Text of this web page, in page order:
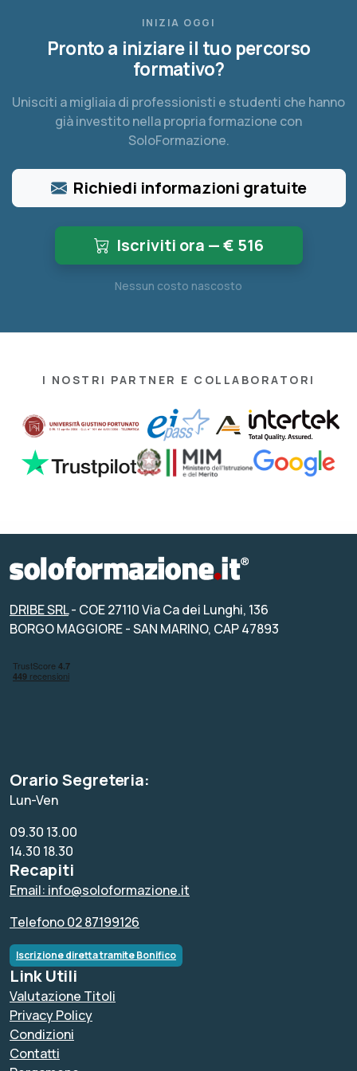
INIZIA OGGI
Pronto a iniziare il tuo percorso
formativo?
Unisciti a migliaia di professionisti e studenti che hanno
già investito nella propria formazione con
SoloFormazione.
Richiedi informazioni gratuite
Iscriviti ora — € 516
Nessun costo nascosto
I NOSTRI PARTNER E COLLABORATORI
DRIBE SRL- COE 27110 Via Ca dei Lunghi, 136
BORGO MAGGIORE - SAN MARINO, CAP 47893
Orario Segreteria:
Lun-Ven
09.30 13.00
14.30 18.30
Recapiti
Email: info@soloformazione.it
Telefono 02 87199126
Iscrizione diretta tramite Bonifico
Link Utili
Valutazione Titoli
Privacy Policy
Condizioni
Contatti